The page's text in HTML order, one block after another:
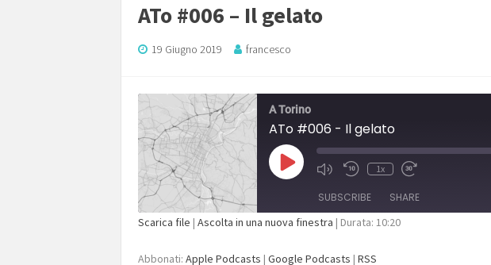
ATo #006 – Il gelato
19 Giugno 2019 francesco
A Torino
ATo #006 - Il gelato
Play
Episode
1x
SUBSCRIBE SHARE
Scarica file | Ascolta in una nuova finestra | Durata: 10:20
Abbonati: Apple Podcasts | Google Podcasts | RSS